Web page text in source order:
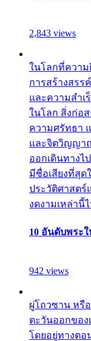
2,843 views
ในโลกที่ควา
การสร้างสรร
และความสำ
ในโลก สิ่งก่อ
ความศรัทธา
และจิตวิญญา
ออกเดินทางไ
มีชื่อเสียงที่สุ
ประวัติศาสตร์
งดงามเหล่านี้
10 อันดับพระ
942 views
ผู่โถวซาน หรือ
ตะวันออกของ
โดยอยู่ทางตอ